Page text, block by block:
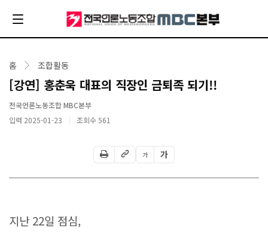
홈 조합활동
[강연] 홍춘욱 대표의 직장인 금퇴족 되기!!
전국언론노동조합 MBC본부
입력 2025-01-23
조회수561
가 가
지난 22일 점심,